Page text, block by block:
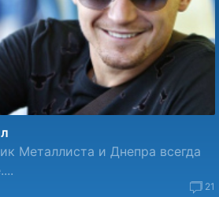
Металлиста и Днепра всегда
21